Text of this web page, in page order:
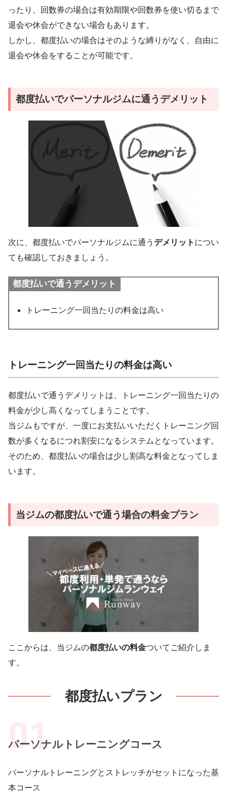
ったり、回数券の場合は有効期限や回数券を使い切るまで
退会や休会ができない場合もあります。
しかし、都度払いの場合はそのような縛りがなく、自由に
退会や休会をすることが可能です。
都度払いでパーソナルジムに通うデメリット
次に、都度払いでパーソナルジムに通う デメリット につい
ても確認しておきましょう。
都度払いで通うデメリット
トレーニング一回当たりの料金は高い
トレーニング一回当たりの料金は高い
都度払いで通うデメリットは、トレーニング一回当たりの
料金が少し高くなってしまうことです。
当ジムもですが、一度にお支払いいただくトレーニング回
数が多くなるにつれ割安になるシステムとなっています。
そのため、都度払いの場合は少し割高な料金となってしま
います。
当ジムの都度払いで通う場合の料金プラン
ここからは、当ジムの都度払いの料金ついてご紹介しま
す。
都度払いプラン
パーソナルトレーニングコース
パーソナルトレーニングとストレッチがセットになった基
本コース